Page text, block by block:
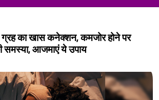
ग्रह का खास कनेक्शन, कमजोर होने पर
समस्या, आजमाएं ये उपाय